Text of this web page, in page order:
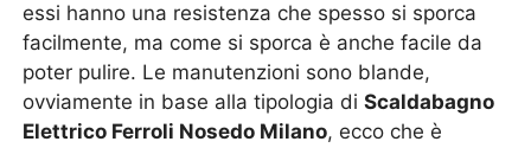
essi hanno una resistenza che spesso si sporca
facilmente, ma come si sporca è anche facile da
poter pulire. Le manutenzioni sono blande,
ovviamente in base alla tipologia diScaldabagno
Elettrico Ferroli Nosedo Milano, ecco che è